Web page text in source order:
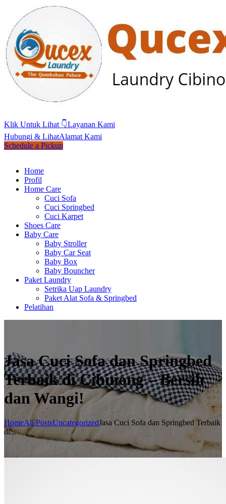
Klik Untuk Lihat 👇Layanan Kami
Hubungi & LihatAlamat Kami
Schedule a Pickup
Home
Profil
Home Care
Cuci Sofa
Cuci Springbed
Cuci Karpet
Shoes Care
Baby Care
Baby Stroller
Baby Car Seat
Baby Box
Baby Bouncher
Paket Laundry
Setrika Uap Laundry
Paket Alat Sofa & Springbed
Pelatihan
Jasa Cuci Sofa dan Springbed
Terbaik di Cibinong – Bersih
dan Wangi!
HomeAll PostsUncategorizedJasa Cuci Sofa dan Springbed Terbaik
di...